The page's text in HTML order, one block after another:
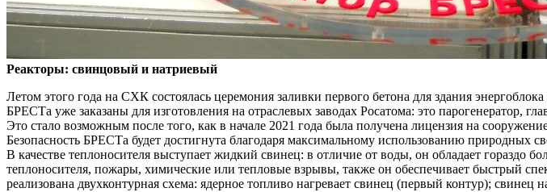
Реакторы: свинцовый и натриевый
Летом этого года на СХК состоялась церемония заливки первого бетона для здания
БРЕСТа уже заказаны для изготовления на отраслевых заводах Росатома: это парогенератор,
Это стало возможным после того, как в начале 2021 года была получена лицензия на
Безопасность БРЕСТа будет достигнута благодаря максимальному использованию
В качестве теплоносителя выступает жидкий свинец: в отличие от воды, он обладает гораздо
теплоносителя, пожары, химические или тепловые взрывы, также он обеспечивает быстрый
реализована двухконтурная схема: ядерное топливо нагревает свинец (первый контур); свинец